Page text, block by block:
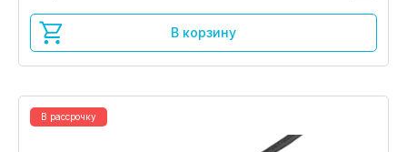
В корзину
В рассрочку